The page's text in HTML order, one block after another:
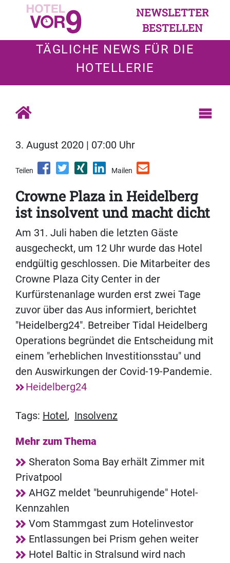
NEWSLETTER
BESTELLEN
TÄGLICHE NEWS FÜR DIE
HOTELLERIE
3. August 2020 | 07:00 Uhr
Teilen Mailen
Crowne Plaza in Heidelberg
ist insolvent und macht dicht
Am 31. Juli haben die letzten Gäste
ausgecheckt, um 12 Uhr wurde das Hotel
endgültig geschlossen. Die Mitarbeiter des
Crowne Plaza City Center in der
Kurfürstenanlage wurden erst zwei Tage
zuvor über das Aus informiert, berichtet
"Heidelberg24". Betreiber Tidal Heidelberg
Operations begründet die Entscheidung mit
einem "erheblichen Investitionsstau" und
den Auswirkungen der Covid-19-Pandemie.
Heidelberg24
Tags: Hotel , Insolvenz
Mehr zum Thema
Sheraton Soma Bay erhält Zimmer mit
Privatpool
AHGZ meldet "beunruhigende" Hotel-
Kennzahlen
Vom Stammgast zum Hotelinvestor
Entlassungen bei Prism gehen weiter
Hotel Baltic in Stralsund wird nach